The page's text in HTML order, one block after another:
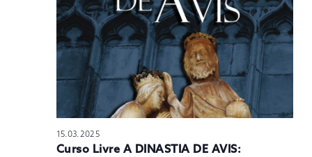
15.03.2025
Curso Livre A DINASTIA DE AVIS: